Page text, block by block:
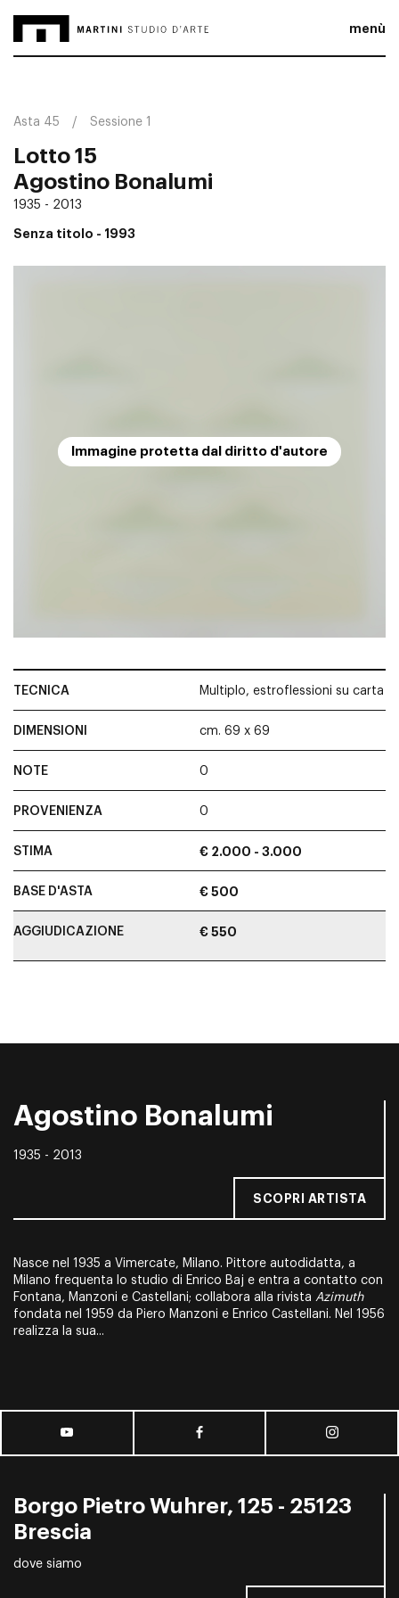
menù
Asta 45 Sessione 1
Lotto 15
Agostino Bonalumi
1935 - 2013
Senza titolo - 1993
Immagine protetta dal diritto d'autore
TECNICA Multiplo, estroflessioni su carta
DIMENSIONI cm. 69 x 69
NOTE 0
PROVENIENZA 0
STIMA € 2.000 - 3.000
BASE D'ASTA € 500
AGGIUDICAZIONE € 550
Agostino Bonalumi
1935 - 2013
SCOPRI ARTISTA
Nasce nel 1935 a Vimercate, Milano. Pittore autodidatta, a
Milano frequenta lo studio di Enrico Baj e entra a contatto con
Fontana, Manzoni e Castellani; collabora alla rivista Azimuth
fondata nel 1959 da Piero Manzoni e Enrico Castellani. Nel 1956
realizza la sua...
Borgo Pietro Wuhrer, 125 - 25123
Brescia
dove siamo